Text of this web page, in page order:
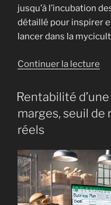
et
sa
jusqu’à l’incubation
détaillé pour inspirer
lancer dans la
Continuer la lecture
à
:
j’ai
Rentabilité
marges, seuil
réels